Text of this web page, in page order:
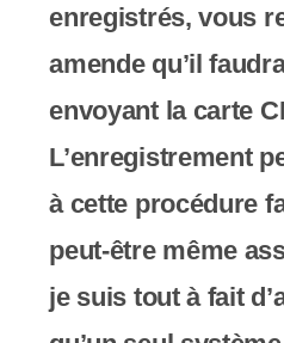
enregistrés, vous
amende qu’il
envoyant la carte
L’enregistrement
à cette procédure
peut-être même
je suis tout à fait